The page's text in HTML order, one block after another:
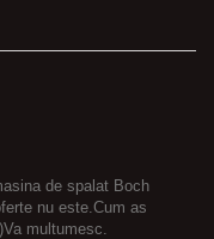
de spalat Boch
nu este.Cum as
multumesc.